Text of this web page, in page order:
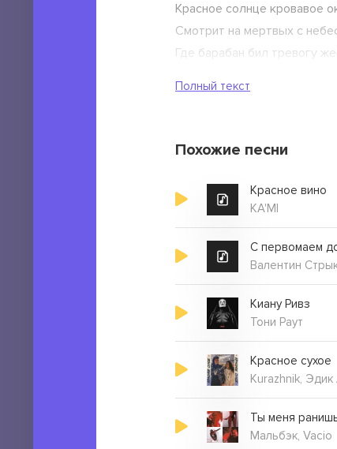
Красное солнце кровавое
Смотрит на мертвых с
Где барабан бил тревогу
Полный текст
Похожие песни
Красное вино
KA'MI
С первомаем
Валентин
Киану Ривз
Тони Раут
Красное сухое
Kurazhnik,
Ты меня
Мальбэк, Vacio